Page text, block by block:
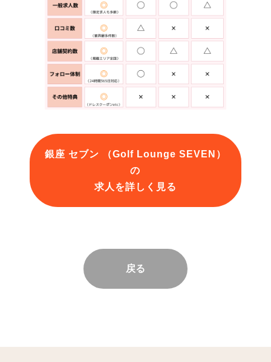
銀座 セブン （Golf Lounge SEVEN）
の
求人を詳しく見る
戻る